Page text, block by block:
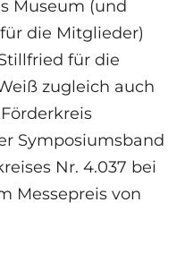
Museum (und
die Mitglieder)
für die
zugleich auch
Symposiumsband
Nr. 4.037 bei
Messepreis von